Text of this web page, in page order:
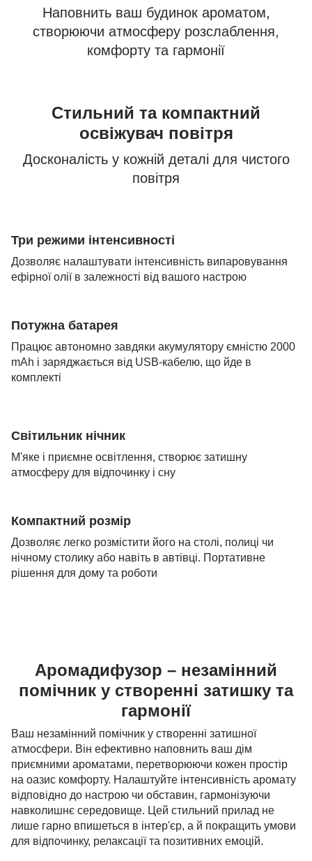
Наповнить ваш будинок ароматом,
створюючи атмосферу розслаблення,
комфорту та гармонії
Стильний та компактний
освіжувач повітря
Досконалість у кожній деталі для чистого
повітря
Три режими інтенсивності
Дозволяє налаштувати інтенсивність випаровування
ефірної олії в залежності від вашого настрою
Потужна батарея
Працює автономно завдяки акумулятору ємністю 2000
mAh і заряджається від USB-кабелю, що йде в
комплекті
Світильник нічник
М'яке і приємне освітлення, створює затишну
атмосферу для відпочинку і сну
Компактний розмір
Дозволяє легко розмістити його на столі, полиці чи
нічному столику або навіть в автівці. Портативне
рішення для дому та роботи
Аромадифузор – незамінний
помічник у створенні затишку та
гармонії
Ваш незамінний помічник у створенні затишної
атмосфери. Він ефективно наповнить ваш дім
приємними ароматами, перетворюючи кожен простір
на оазис комфорту. Налаштуйте інтенсивність аромату
відповідно до настрою чи обставин, гармонізуючи
навколишнє середовище. Цей стильний прилад не
лише гарно впишеться в інтер'єр, а й покращить умови
для відпочинку, релаксації та позитивних емоцій.